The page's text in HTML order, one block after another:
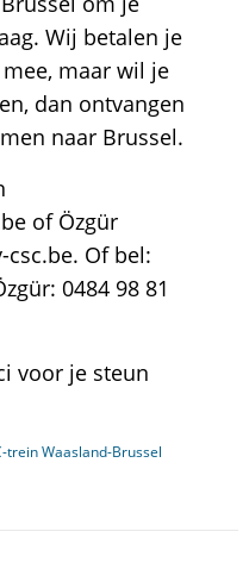
Wij betalen je
maar wil je
dan ontvangen
naar Brussel.
of Özgür
csc.be. Of bel:
0484 98 81
voor je steun
trein Waasland-Brussel